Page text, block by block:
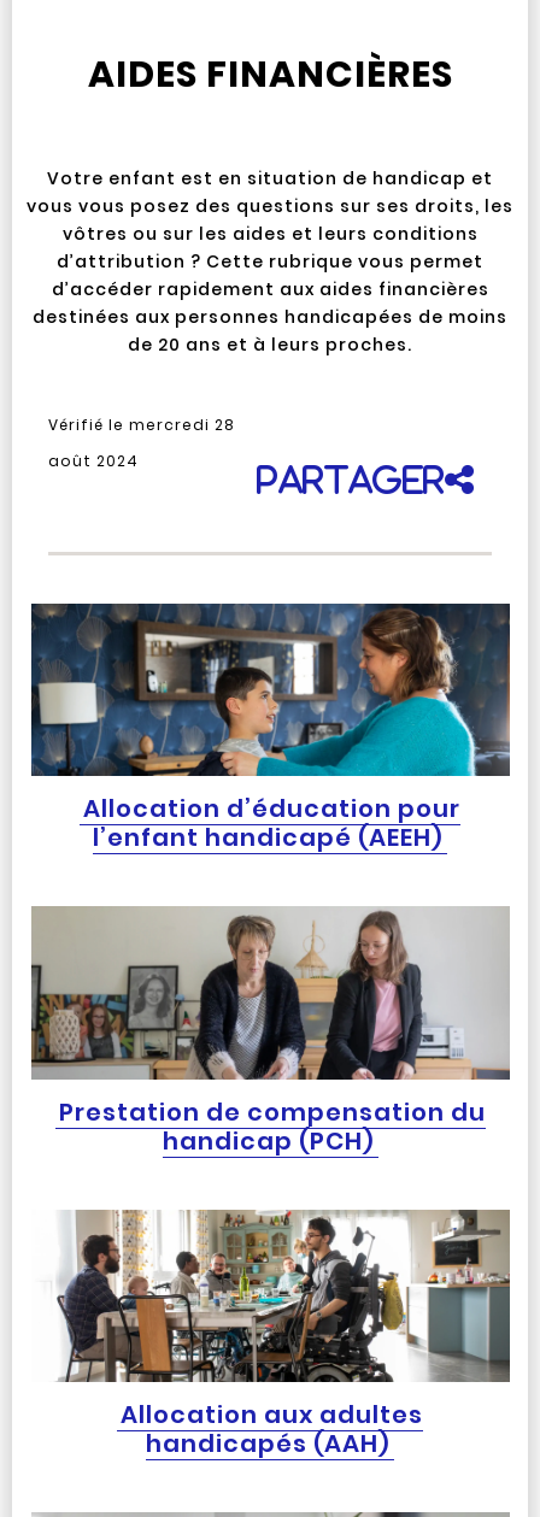
AIDES FINANCIÈRES
Votre enfant est en situation de handicap et
vous vous posez des questions sur ses droits, les
vôtres ou sur les aides et leurs conditions
d’attribution ? Cette rubrique vous permet
d’accéder rapidement aux aides financières
destinées aux personnes handicapées de moins
de 20 ans et à leurs proches.
Vérifié le mercredi 28
août 2024
Partager
Allocation d’éducation pour
l’enfant handicapé (AEEH)
Prestation de compensation du
handicap (PCH)
Allocation aux adultes
handicapés (AAH)